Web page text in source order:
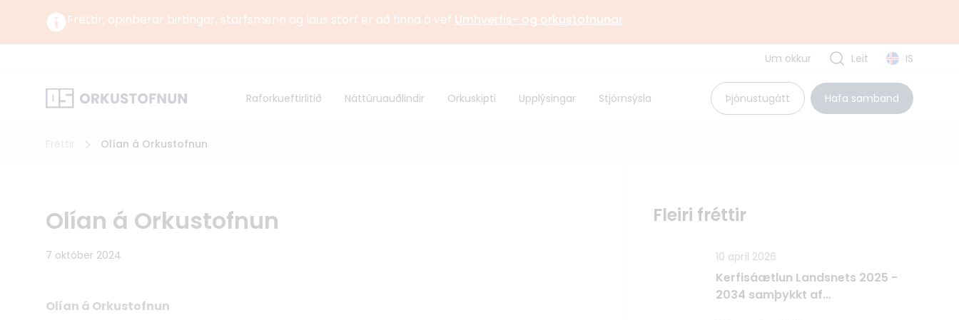
Fréttir, opinberar birtingar, starfsmenn og laus störf er að finna á vef Umhverfis- og orkustofnunar.
Um okkur
Orkustofnun starfar undir yfirstjórn Umhverfis-,
Norrænt samstarf
Alþjóðlegt samstarf
Uppbyggingarsjóður EES
Pólland
Um okkur Leit IS
Raforkueftirlitið Náttúruauðlindir Orkuskipti Upplýsingar Stjórnsýsla Þjónustugátt Hafa samband
Olían á Orkustofnun
Olían á Orkustofnun
7 október 2024
Olían á Orkustofnun
Fleiri fréttir
10 apríl 2026
Kerfisáætlun Landsnets 2025 -
2034 samþykkt af